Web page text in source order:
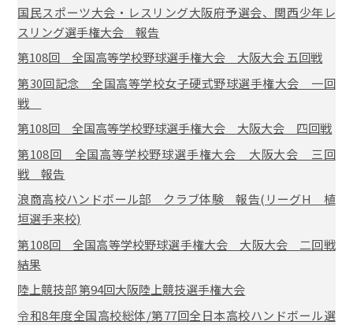
国民スポーツ大会・レスリング大阪府予選会、関西少年レ
スリング選手権大会 報告
第108回 全国高等学校野球選手権大会 大阪大会 五回戦
第30回記念 全国高等学校女子硬式野球選手権大会 一回
戦
第108回 全国高等学校野球選手権大会 大阪大会 四回戦
第108回 全国高等学校野球選手権大会 大阪大会 三回
戦 報告
浪商高校ハンドボール部 クラブ体験 報告(リーグH 植
垣選手来校)
第108回 全国高等学校野球選手権大会 大阪大会 二回戦
結果
陸上競技部 第94回大阪陸上競技選手権大会
令和8年度全国高校総体/第77回全日本高校ハンドボール選